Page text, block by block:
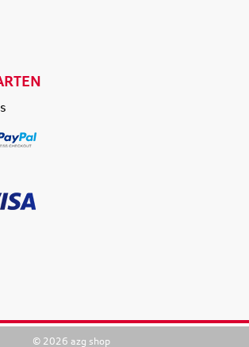
© 2026 azg shop